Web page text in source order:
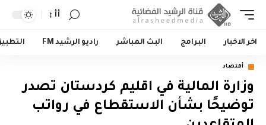
أأ
اخر الاخبار البرامج البث المباشر راديو الرشيد FM
أقتصاد
وزارة المالية في اقليم كردستان تصدر
توضيحًا بشأن الاستقطاع في رواتب